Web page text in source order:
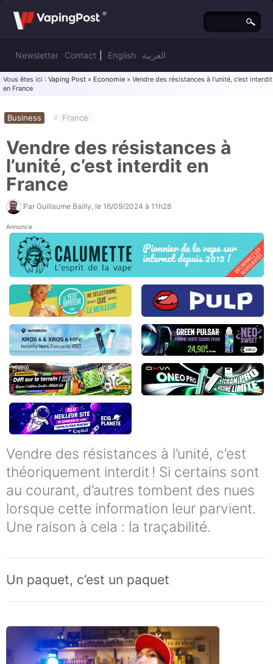
Newsletter Contact English العربية
Vous êtes ici : Vaping Post » Economie » Vendre des résistances à l’unité, c’est interdit
en France
Business # France
Vendre des résistances à
l’unité, c’est interdit en
France
Par Guillaume Bailly , le 16/09/2024 à 11h28
Annonce
Vendre des résistances à l’unité, c’est
théoriquement interdit ! Si certains sont
au courant, d’autres tombent des nues
lorsque cette information leur parvient.
Une raison à cela : la traçabilité.
Un paquet, c’est un paquet